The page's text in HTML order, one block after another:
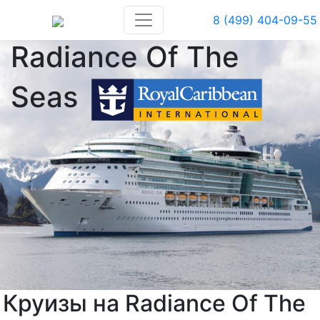
8 (499) 404-09-55
Radiance Of The
Seas
Круизы на Radiance Of The